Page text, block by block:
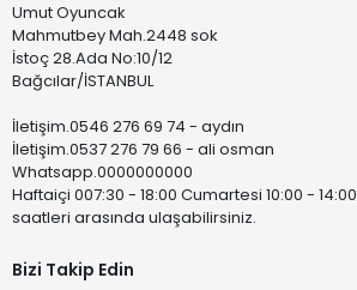
Umut Oyuncak
Mahmutbey Mah.2448 sok
İstoç 28.Ada No:10/12
Bağcılar/İSTANBUL
İletişim.0546 276 69 74 - aydın
İletişim.0537 276 79 66 - ali osman
Whatsapp.0000000000
Haftaiçi 007:30 - 18:00 Cumartesi 10:00 - 14:00
saatleri arasında ulaşabilirsiniz.
Bizi Takip Edin